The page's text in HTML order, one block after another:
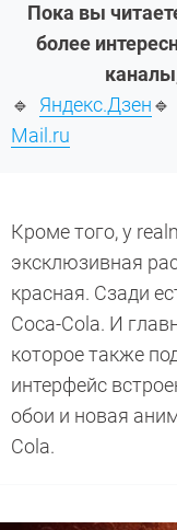
Пока вы
более
🔹 Яндекс.Дзен🔹
Mail.ru
Кроме того, у
эксклюзивная
красная. Сзади
Coca-Cola. И
которое также
интерфейс
обои и новая
Cola.